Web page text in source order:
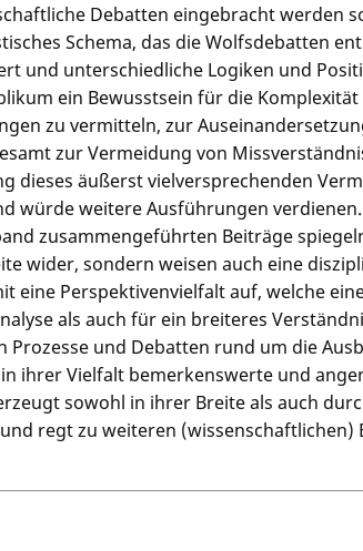
Debatten eingebracht werden
Schema, das die Wolfsdebatten
und unterschiedliche Logiken und
ein Bewusstsein für die
zu vermitteln, zur
zur Vermeidung von
dieses äußerst vielversprechenden
würde weitere Ausführungen verdienen.
zusammengeführten Beiträge
wider, sondern weisen auch eine
eine Perspektivenvielfalt auf, welche
als auch für ein breiteres
Prozesse und Debatten rund um die
ihrer Vielfalt bemerkenswerte und
sowohl in ihrer Breite als auch
regt zu weiteren (wissenschaftlichen)